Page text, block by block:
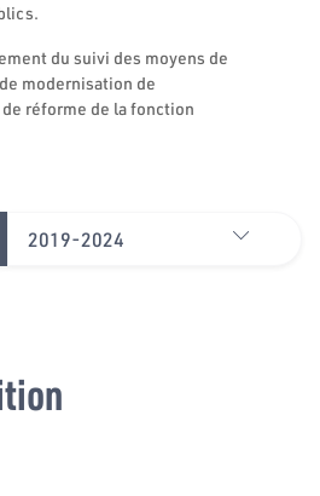
du suivi des moyens de
modernisation de
réforme de la fonction
2019-2024